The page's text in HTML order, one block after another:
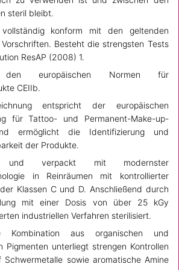
steril bleibt.
konform mit den geltenden
Besteht die strengsten Tests
ResAP (2008) 1.
den europäischen Normen für
CEIIb.
entspricht der europäischen
für Tattoo- und Permanent-Make-up-
ermöglicht die Identifizierung und
der Produkte.
und verpackt mit modernster
in Reinräumen mit kontrollierter
Klassen C und D. Anschließend durch
mit einer Dosis von über 25 kGy
industriellen Verfahren sterilisiert.
Kombination aus organischen und
Pigmenten unterliegt strengen Kontrollen
sowie aromatische Amine